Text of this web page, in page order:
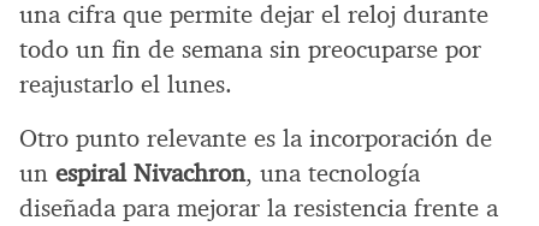
una cifra que permite dejar el reloj durante
todo un fin de semana sin preocuparse por
reajustarlo el lunes.
Otro punto relevante es la incorporación de
un espiral Nivachron, una tecnología
diseñada para mejorar la resistencia frente a